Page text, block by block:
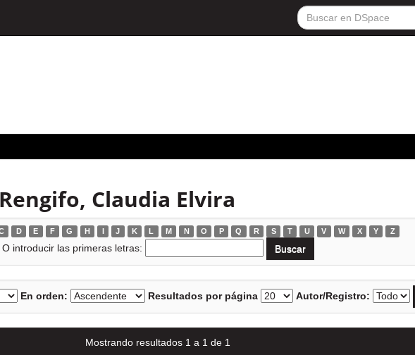
Claudia Elvira
D E F G H I J K L M N O P Q R S T U V W X Y Z
O introducir las primeras letras:
En orden: Resultados por página Autor/Registro:
Mostrando resultados 1 a 1 de 1